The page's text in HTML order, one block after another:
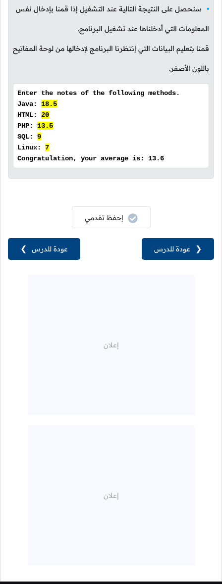
سنحصل على النتيجة التالية عند التشغيل إذا قمنا بإدخال نفس
المعلومات التي أدخلناها عند تشغيل البرنامج.
قمنا بتعليم البيانات التي إنتظرنا البرنامج لإدخالها من لوحة المفاتيح
باللون الأصفر.
Enter the notes of the following methods.
Java: 18.5
HTML: 20
PHP: 13.5
SQL: 9
Linux: 7
Congratulation, your average is: 13.6
عودة للدرس ❯
إحفظ تقدمي
❮ عودة للدرس